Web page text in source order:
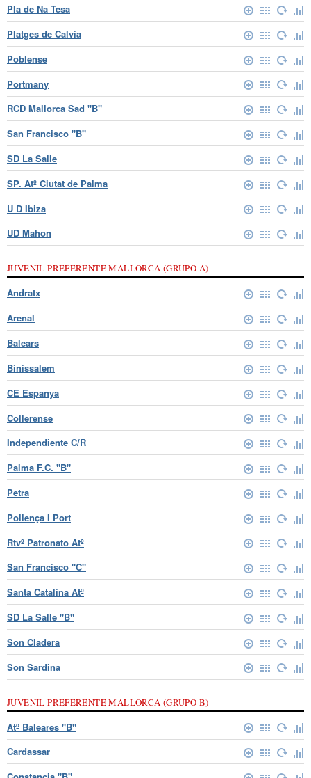
Pla de Na Tesa
Platges de Calvia
Poblense
Portmany
RCD Mallorca Sad "B"
San Francisco "B"
SD La Salle
SP. Atº Ciutat de Palma
U D Ibiza
UD Mahon
JUVENIL PREFERENTE MALLORCA (GRUPO A)
Andratx
Arenal
Balears
Binissalem
CE Espanya
Collerense
Independiente C/R
Palma F.C. "B"
Petra
Pollença I Port
Rtvº Patronato Atº
San Francisco "C"
Santa Catalina Atº
SD La Salle "B"
Son Cladera
Son Sardina
JUVENIL PREFERENTE MALLORCA (GRUPO B)
Atº Baleares "B"
Cardassar